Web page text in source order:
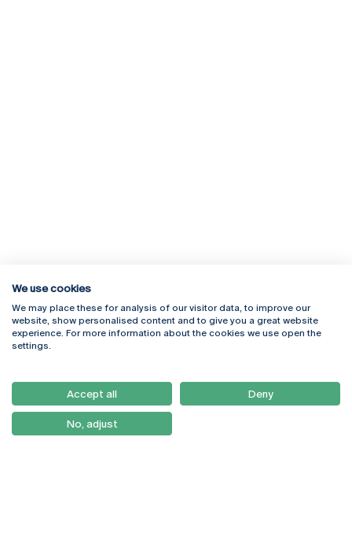
Rua Diogo Botelho 1327
4169-005 Porto
+351 226 196 240
Campus Online
Webmail
Como Chegar
Newsletter
We use cookies
We may place these for analysis of our visitor data, to improve our
website, show personalised content and to give you a great website
experience. For more information about the cookies we use open the
settings.
Accept all Deny
No, adjust